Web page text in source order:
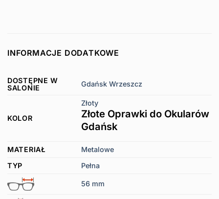
INFORMACJE DODATKOWE
DOSTĘPNE W
SALONIE
Gdańsk Wrzeszcz
KOLOR
Złoty
Złote Oprawki do Okularów
Gdańsk
MATERIAŁ
Metalowe
TYP
Pełna
56 mm